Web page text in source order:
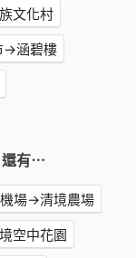
文化村
→涵碧樓
還有⋯
場→清境農場
空中花園